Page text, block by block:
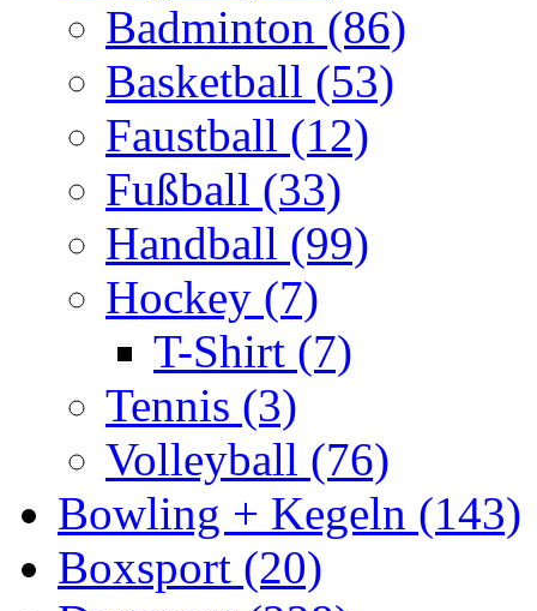
Badminton (86)
Basketball (53)
Faustball (12)
Fußball (33)
Handball (99)
Hockey (7)
T-Shirt (7)
Tennis (3)
Volleyball (76)
Bowling + Kegeln (143)
Boxsport (20)